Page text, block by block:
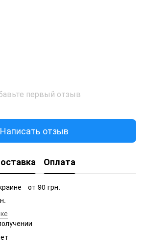
первый отзыв
Написать отзыв
Оплата
- от 90 грн.